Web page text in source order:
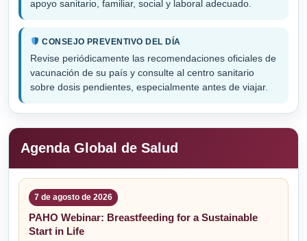
apoyo sanitario, familiar, social y laboral adecuado.
CONSEJO PREVENTIVO DEL DÍA
Revise periódicamente las recomendaciones oficiales de
vacunación de su país y consulte al centro sanitario
sobre dosis pendientes, especialmente antes de viajar.
Agenda Global de Salud
7 de agosto de 2026
PAHO Webinar: Breastfeeding for a Sustainable
Start in Life